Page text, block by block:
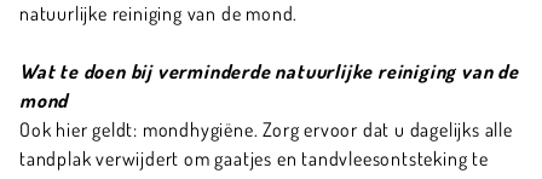
natuurlijke reiniging van de mond.
Wat te doen bij verminderde natuurlijke reiniging van de
mond
Ook hier geldt: mondhygiëne. Zorg ervoor dat u dagelijks alle
tandplak verwijdert om gaatjes en tandvleesontsteking te